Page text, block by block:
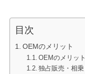
目次
OEMのメリット
OEMのメリッ
独占販売・相